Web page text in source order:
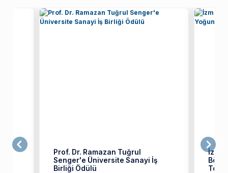
Prof. Dr. Ramazan Tuğrul
Senger'e Üniversite Sanayi İş
Birliği Ödülü
İzmir